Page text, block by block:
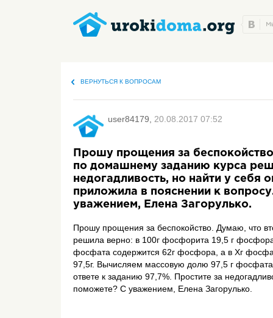
ВЕРНУТЬСЯ К ВОПРОСАМ
user84179, 20.08.2017 07:52
Прошу прощения за
по домашнему заданию курса
недогадливость, но найти у себя
приложила в пояснении к
уважением, Елена Загорулько.
Прошу прощения за беспокойство. Думаю, что
решила верно: в 100г фосфорита 19,5 г
фосфата содержится 62г фосфора, а в Хг
97,5г. Вычисляем массовую долю 97,5 г
ответе к заданию 97,7%. Простите за
поможете? С уважением, Елена Загорулько.